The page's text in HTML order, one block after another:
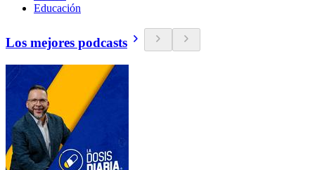
Educación
Los mejores podcasts